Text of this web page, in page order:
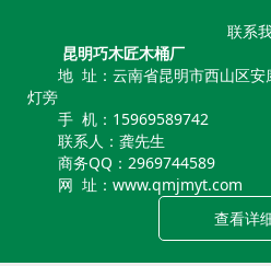
联系
昆明巧木匠木桶厂
地 址：云南省昆明市西山区
灯旁
手 机：15969589742
联系人：龚先生
商务QQ：2969744589
网 址：www.qmjmyt.com
查看详